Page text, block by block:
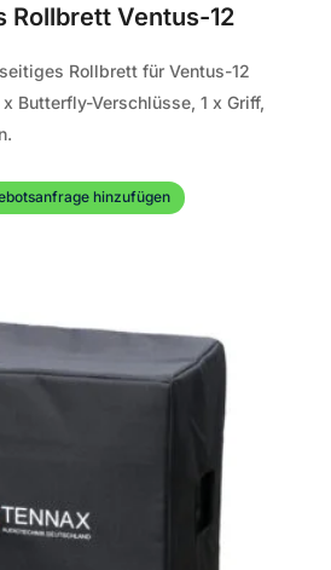
Rollbrett Ventus-12
Rollbrett für Ventus-12
Butterfly-Verschlüsse, 1 x Griff,
hinzufügen